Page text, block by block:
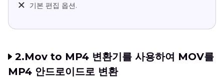
기본 편집 옵션.
2.Mov to MP4 변환기를 사용하여 MOV를
MP4 안드로이드로 변환